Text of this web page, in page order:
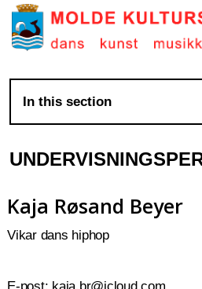
In this section
Kaja Røsand Beyer
Vikar dans hiphop